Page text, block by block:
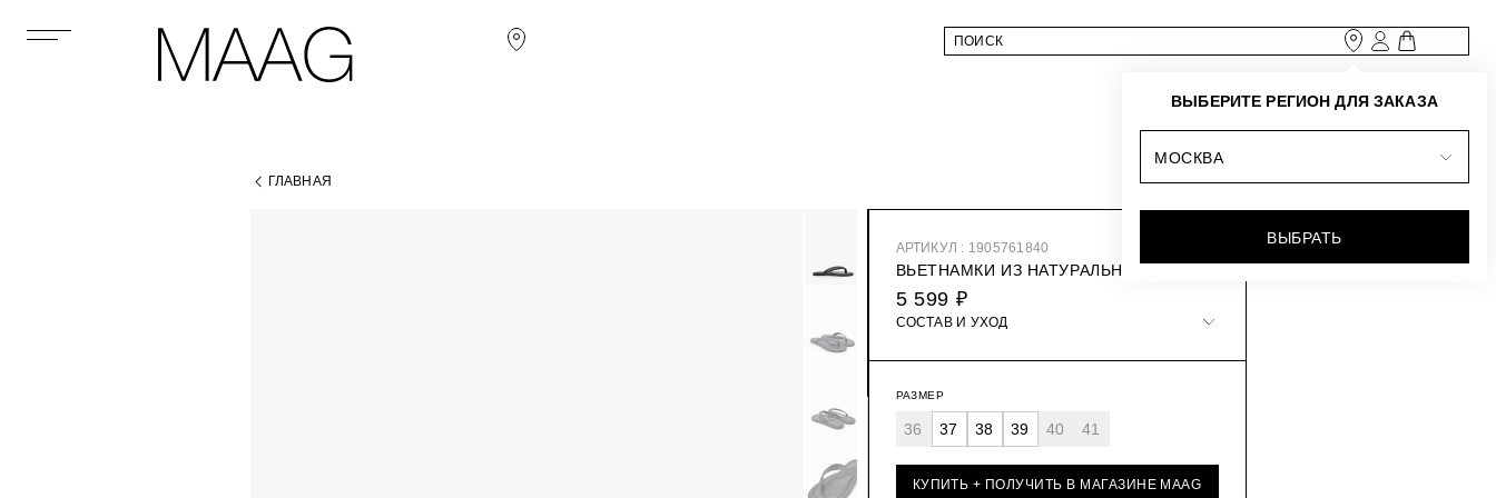
ГЛАВНАЯ
АРТИКУЛ : 1905761840
ВЬЕТНАМКИ ИЗ НАТУРАЛЬНОЙ КОЖИ
5 599 ₽
СОСТАВ И УХОД
РАЗМЕР
36 37 38 39 40 41
КУПИТЬ + ПОЛУЧИТЬ В МАГАЗИНЕ MAAG
ВЫБЕРИТЕ РЕГИОН ДЛЯ ЗАКАЗА
МОСКВА
ВЫБРАТЬ